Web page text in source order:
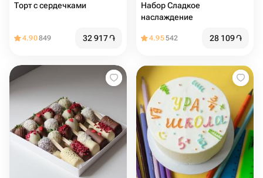
Торт с сердечками
4.90849 32 917֏
Набор Сладкое
наслаждение
4.95542 28 109֏